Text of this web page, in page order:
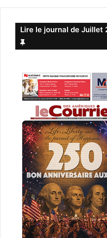
Lire le journal de Juillet